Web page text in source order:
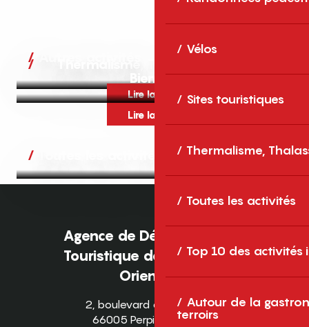
Vélos
Sites touristiques
Thermalisme,
Toutes les activités
Top 10 des activités
Autour de la
terroirs
Lire la suite
Bien-être
Lire la suite
Agence de Développement
Touristique des Pyrénées-
Orientales
2, boulevard des Pyrénées
66005 Perpignan Cedex